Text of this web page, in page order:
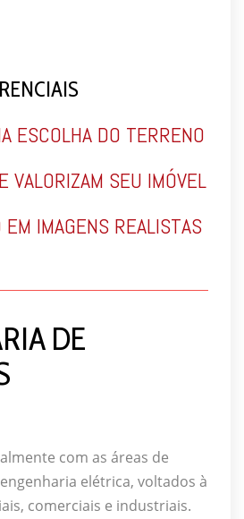
ESCOLHA DO TERRENO
VALORIZAM SEU IMÓVEL
IMAGENS REALISTAS
DE
com as áreas de
elétrica, voltados à
comerciais e industriais.